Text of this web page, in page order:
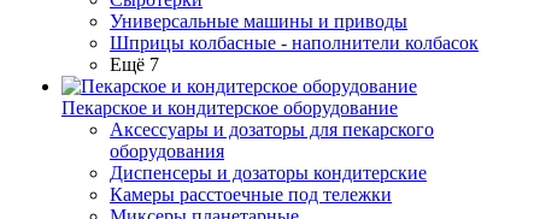
Универсальные машины и приводы
Шприцы колбасные - наполнители колбасок
Ещё 7
Пекарское и кондитерское оборудование
Аксессуары и дозаторы для пекарского
оборудования
Диспенсеры и дозаторы кондитерские
Камеры расстоечные под тележки